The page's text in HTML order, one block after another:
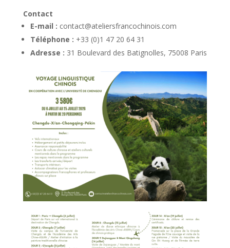
Contact
E-mail : contact@ateliersfrancochinois.com
Téléphone : +33 (0)1 47 20 64 31
Adresse : 31 Boulevard des Batignolles, 75008 Paris